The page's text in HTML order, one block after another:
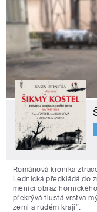
Románová kronika
Lednická předkládá do
měnící obraz
překrývá tlustá vrstva
zemi a rudém kraji“.